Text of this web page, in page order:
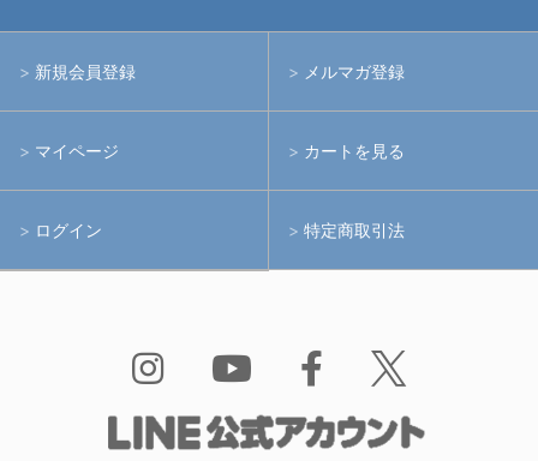
水中用品
イノン
フィッシュアイ
新規会員登録 メルマガ登録
マイページ カートを見る
ログイン 特定商取引法